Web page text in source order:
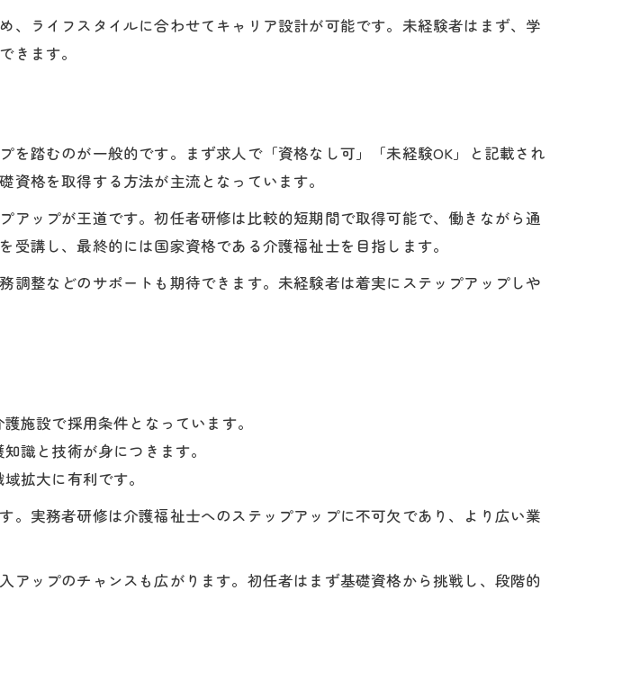
で始めるメリットとデメリット
からステップアップする方法
介護施設資格とは
アアップに必須な資格の種類
アップを実現する資格選び
施設資格を取得する方法
受講条件と選び方
護施設で働くための資格
格の選び方と将来性
ける資格と将来性評価
ライフスタイルに合わせてキャリア設計が可能です。未経験者はまず、学
きます。
踏むのが一般的です。まず求人で「資格なし可」「未経験OK」と記載され
格を取得する方法が主流となっています。
アップが王道です。初任者研修は比較的短期間で取得可能で、働きながら通
講し、最終的には国家資格である介護福祉士を目指します。
整などのサポートも期待できます。未経験者は着実にステップアップしや
施設で採用条件となっています。
識と技術が身につきます。
拡大に有利です。
実務者研修は介護福祉士へのステップアップに不可欠であり、より広い業
ップのチャンスも広がります。初任者はまず基礎資格から挑戦し、段階的
わせはこちら